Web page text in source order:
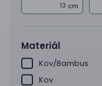
cm
Materiál
Kov/Bambus
Kov